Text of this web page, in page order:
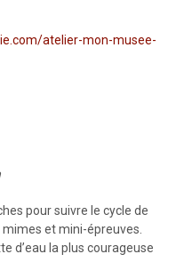
atelier-mon-musee-
pour suivre le cycle de
mimes et mini-épreuves.
d’eau la plus courageuse